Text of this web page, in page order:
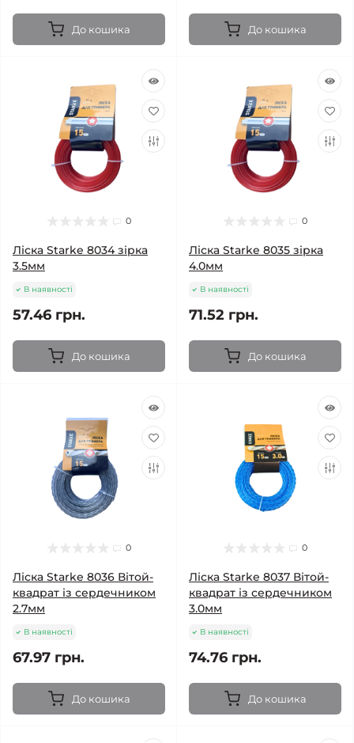
До кошика До кошика
0
Ліска Starke 8034 зірка
3.5мм
В наявності
57.46 грн.
До кошика
0
Ліска Starke 8035 зірка
4.0мм
В наявності
71.52 грн.
До кошика
0
Ліска Starke 8036 Вітой-
квадрат із сердечником
2.7мм
В наявності
67.97 грн.
До кошика
0
Ліска Starke 8037 Вітой-
квадрат із сердечником
3.0мм
В наявності
74.76 грн.
До кошика